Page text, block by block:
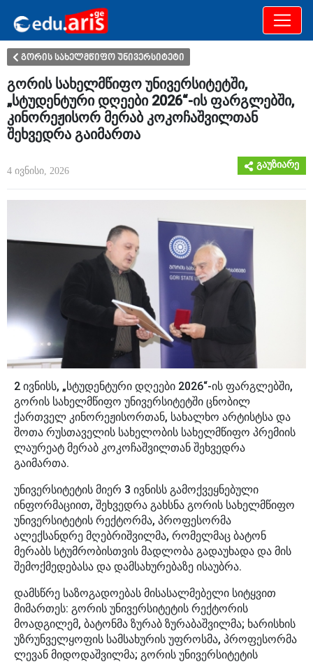
განათლება
გორის სახელმწიფო უნივერსიტეტი
გორის სახელმწიფო უნივერსიტეტში,
„სტუდენტური დღეები 2026“-ის ფარგლებში,
კინორეჟისორ მერაბ კოკოჩაშვილთან
შეხვედრა გაიმართა
4 ივნისი, 2026
გაუზიარე
2 ივნისს, „სტუდენტური დღეები 2026“-ის ფარგლებში,
გორის სახელმწიფო უნივერსიტეტში ცნობილ
ქართველ კინორეჟისორთან, სახალხო არტისტსა და
შოთა რუსთაველის სახელობის სახელმწიფო პრემიის
ლაურეატ მერაბ კოკოჩაშვილთან შეხვედრა
გაიმართა.
უნივერსიტეტის მიერ 3 ივნისს გამოქვეყნებული
ინფორმაციით, შეხვედრა გახსნა გორის სახელმწიფო
უნივერსიტეტის რექტორმა, პროფესორმა
ალექსანდრე მღებრიშვილმა, რომელმაც ბატონ
მერაბს სტუმრობისთვის მადლობა გადაუხადა და მის
შემოქმედებასა და დამსახურებაზე ისაუბრა.
დამსწრე საზოგადოებას მისასალმებელი სიტყვით
მიმართეს: გორის უნივერსიტეტის რექტორის
მოადგილემ, ბატონმა ზურაბ ზურაბაშვილმა; ხარისხის
უზრუნველყოფის სამსახურის უფროსმა, პროფესორმა
ლევან მიდოდაშვილმა; გორის უნივერსიტეტის